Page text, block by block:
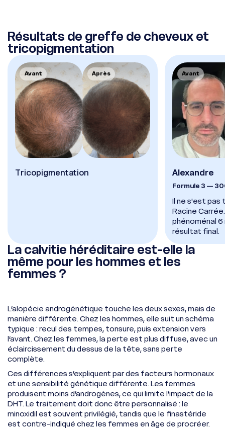
Résultats de greffe de cheveux et
tricopigmentation
Avant Après
Tricopigmentation
Avant
Alexandre
Formule 3 —
Il ne s'est pas
Racine
phénoménal
résultat final.
La calvitie héréditaire est-elle la
même pour les hommes et les
femmes ?
L’alopécie androgénétique touche les deux sexes, mais de
manière différente. Chez les hommes, elle suit un schéma
typique : recul des tempes, tonsure, puis extension vers
l’avant. Chez les femmes, la perte est plus diffuse, avec un
éclaircissement du dessus de la tête, sans perte
complète.
Ces différences s’expliquent par des facteurs hormonaux
et une sensibilité génétique différente. Les femmes
produisent moins d’androgènes, ce qui limite l’impact de la
DHT. Le traitement doit donc être personnalisé : le
minoxidil est souvent privilégié, tandis que le finastéride
est contre-indiqué chez les femmes en âge de procréer.
Racine Carrée Paris
Whatsapp
Whatsapp
Racine Carrée Marseille